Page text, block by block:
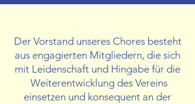
Der Vorstand unseres Chores besteht
aus engagierten Mitgliedern, die sich
mit Leidenschaft und Hingabe für die
Weiterentwicklung des Vereins
einsetzen und konsequent an der